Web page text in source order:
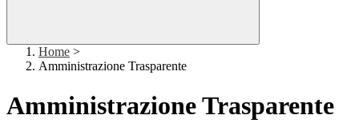
Home >
Amministrazione Trasparente
Amministrazione Trasparente